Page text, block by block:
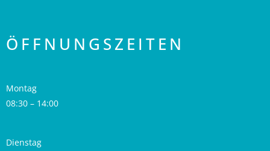
ÖFFNUNGSZEITEN
Montag
08:30 – 14:00
Dienstag